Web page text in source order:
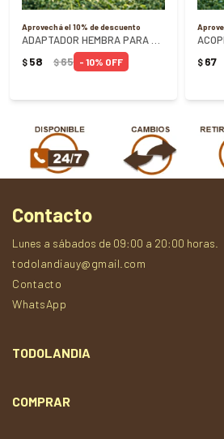
Aprovechá el 10% de descuento
$ 58 $65 10 $ 67
Contacto
Lunes a sábados de 09:00 a 20:00 horas.
todolandiauy@gmail.com
Contacto
WhatsApp
TODOLANDIA
COMPRAR